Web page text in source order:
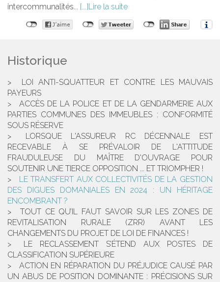
intercommunalités...
Lire la suite
Historique
LOI ANTI-SQUATTEUR ET CONTRE LES MAUVAIS
PAYEURS
ACCÈS DE LA POLICE ET DE LA GENDARMERIE AUX
PARTIES COMMUNES DES IMMEUBLES : CONFORMITÉ
SOUS RÉSERVE
LORSQUE L'ASSUREUR RC DÉCENNALE EST
RECEVABLE À SE PRÉVALOIR DE L'ATTITUDE
FRAUDULEUSE DU MAÎTRE D'OUVRAGE POUR
SOUTENIR UNE TIERCE OPPOSITION ... ET TRIOMPHER !
LE TRANSFERT AUX COLLECTIVITÉS DE LA GESTION
DES DIGUES DOMANIALES EN 2024 : UN HÉRITAGE
ENCOMBRANT ?
TOUT CE QU’IL FAUT SAVOIR SUR LES ZONES DE
REVITALISATION RURALE (ZRR) AVANT LES
CHANGEMENTS DU PROJET DE LOI DE FINANCES !
LE RECLASSEMENT S’ÉTEND AUX POSTES DE
CLASSIFICATION SUPÉRIEURE
ACTION EN RÉPARATION DU PRÉJUDICE CAUSÉ PAR
UN ABUS DE POSITION DOMINANTE : PRÉCISIONS SUR